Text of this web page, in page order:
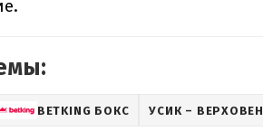
BETKING БОКС УСИК – ВЕРХОВЕН